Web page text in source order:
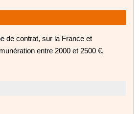
de contrat, sur la France et
entre 2000 et 2500 €,